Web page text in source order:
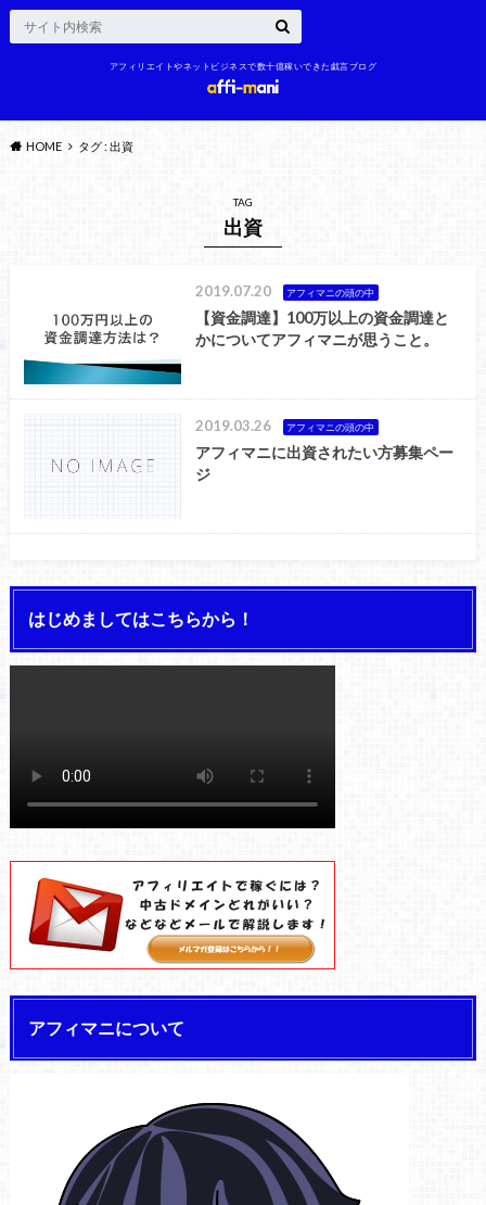
アフィリエイトやネットビジネスで数十億稼いできた戯言ブログ
HOME タグ : 出資
TAG
出資
2019.07.20 アフィマニの頭の中
【資金調達】100万以上の資金調達と
かについてアフィマニが思うこと。
2019.03.26 アフィマニの頭の中
アフィマニに出資されたい方募集ペー
ジ
はじめましてはこちらから！
アフィマニについて